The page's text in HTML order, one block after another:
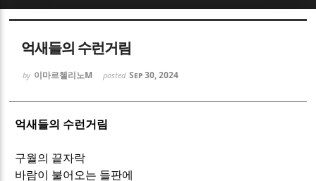
억새들의 수런거림
by 이마르첼리노M posted Sep 30, 2024
억새들의 수런거림
구월의 끝자락
바람이 불어오는 들판에
Sketchbook5, 스케치북5
Sketchbook5, 스케치북5
Sketchbook5, 스케치북5
Sketchbook5, 스케치북5